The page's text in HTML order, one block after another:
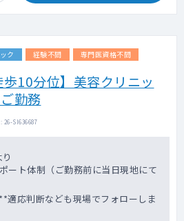
ク 経験不問 専門医資格不問
歩10分位】美容クリニッ
勤務
26-SI636687
ート体制（ご勤務前に当日現地にて
適応判断なども現場でフォローしま